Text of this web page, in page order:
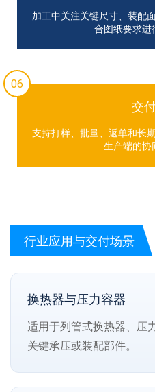
加工中关注关键尺寸、装配
合图纸要求进
06
交
支持打样、批量、返单和长
生产端的协
行业应用与交付场景
换热器与压力容器
适用于列管式换热器、压
关键承压或装配部件。